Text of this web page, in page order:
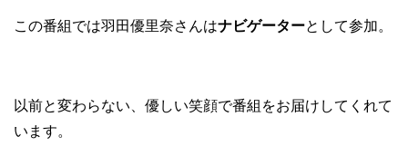
この番組では羽田優里奈さんはナビゲーターとして参加。
以前と変わらない、優しい笑顔で番組をお届けしてくれて
います。